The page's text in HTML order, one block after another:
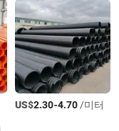
US$2.30-4.70/미터